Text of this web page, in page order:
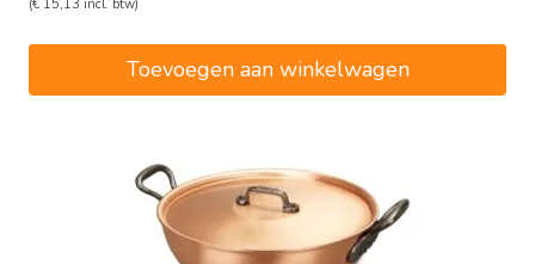
prijs
€15,00.
(€ 15,13 incl. btw)
Toevoegen aan winkelwagen